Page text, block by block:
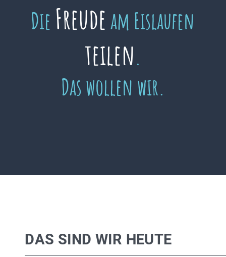
Die Freudeam Eislaufen
teilen.
Das wollen wir.
DAS SIND WIR HEUTE